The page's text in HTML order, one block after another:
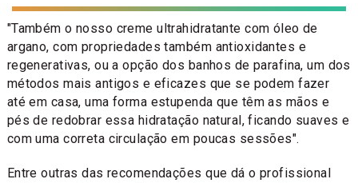
"Também o nosso creme ultrahidratante com óleo de
argano, com propriedades também antioxidantes e
regenerativas, ou a opção dos banhos de parafina, um dos
métodos mais antigos e eficazes que se podem fazer
até em casa, uma forma estupenda que têm as mãos e
pés de redobrar essa hidratação natural, ficando suaves e
com uma correta circulação em poucas sessões".
Entre outras das recomendações que dá o profissional